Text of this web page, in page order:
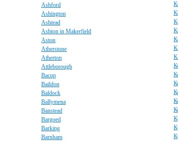
Ashford
Ashington
Ashtead
Ashton in Makerfield
Aston
Atherstone
Atherton
Attleborough
Bacup
Baildon
Baldock
Ballymena
Banstead
Bargoed
Barking
Barnham